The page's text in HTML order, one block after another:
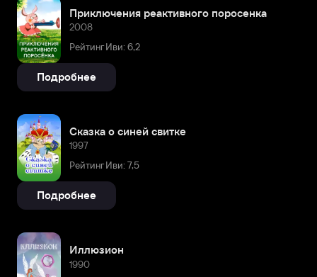
Приключения реактивного поросенка
2008
Рейтинг Иви: 6,2
Подробнее
Сказка о синей свитке
1997
Рейтинг Иви: 7,5
Подробнее
Иллюзион
1990